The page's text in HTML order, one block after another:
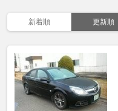
新着順 更新順